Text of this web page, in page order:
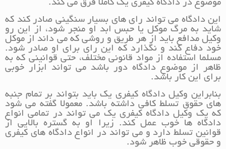
موضوع در دادگاه کیفری یک کاملا فرق می کند.
این دادگاه می تواند رای های بسیار سنگینی صادر کند که
شاید به مرگ موکل یا حبس ابد او منجر شود، از این رو
وکیل مدافع باید از هر طریق و روشی که می داند از موکل
خود دفاع کند و نگذارد که این رای برای او صادر شود.
مسلما استفاده از مواد قانونی مختلف، حتی قوانینی که به
ظاهر از موضوع دادگاه دور باشد می تواند ابزار خوبی
برای این کار باشد.
بنابراین وکیل دادگاه کیفری یک باید بتواند بر تمام جنبه
های حقوق تسلط کافی داشته باشد. معمولا گفته می شود
که یک وکیل دادگاه کیفری یک می تواند در تمامی انواع
دادگاه ها خوب عمل کند. زیرا او به گستره بالایی از
قوانین تسلط دارد و می تواند در انواع دادگاه های کیفری
و حقوقی خوب ظاهر شود.